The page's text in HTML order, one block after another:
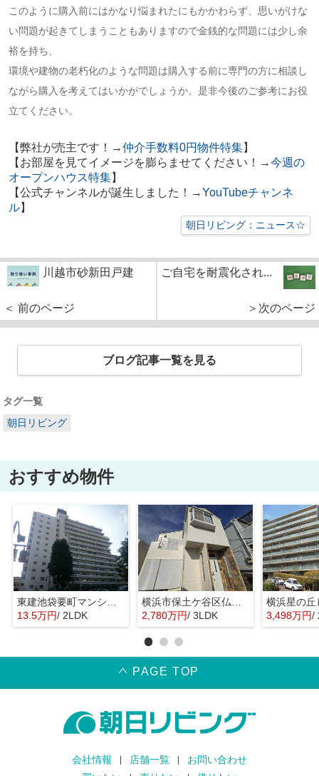
このように購入前にはかなり悩まれたにもかかわらず、思いがけな
い問題が起きてしまうこともありますので金銭的な問題には少し余
裕を持ち、
環境や建物の老朽化のような問題は購入する前に専門の方に相談し
ながら購入を考えてはいかがでしょうか。 是非今後のご参考にお役
立てください。
【弊社が売主です！→仲介手数料0円物件特集】
【お部屋を見てイメージを膨らませてください！→今週の
オープンハウス特集】
【公式チャンネルが誕生しました！→YouTubeチャンネ
ル】
朝日リビング：ニュース☆
川越市砂新田戸建
＜ 前のページ
ご自宅を耐震化され...
＞次のページ
ブログ記事一覧を見る
タグ一覧
朝日リビング
おすすめ物件
13.5万円/ 2LDK
2,780万円/ 3LDK 3,498万円/
PAGE TOP
会社情報 店舗一覧
お問い合わせ